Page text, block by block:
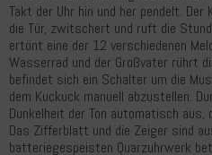
Takt der Uhr hin und her pendelt.
die Tür, zwitschert und ruft die
ertönt eine der 12 verschiedenen
Wasserrad und der Großvater rührt
befindet sich ein Schalter um die
dem Kuckuck manuell abzustellen.
Dunkelheit der Ton automatisch
Das Zifferblatt und die Zeiger sind
batteriegespeisten Quarzuhrwerk